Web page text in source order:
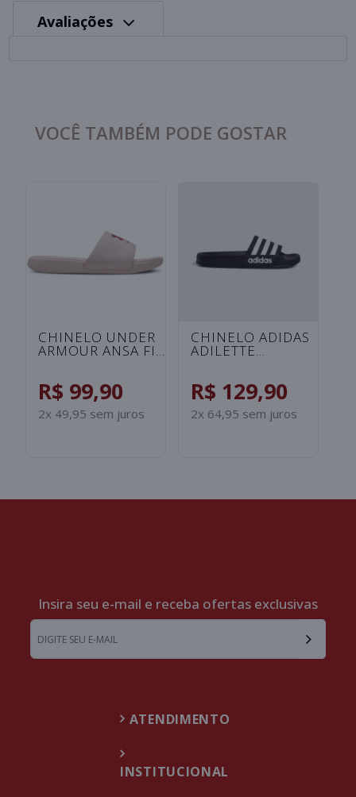
Avaliações
VOCÊ TAMBÉM PODE GOSTAR
INFANTIL -
BEGE/LILAS
R$ 129,90
2x 64,95 sem juros
BRANCO/DOURADO
R$ 249,90
Insira seu e-mail e receba ofertas exclusivas
ATENDIMENTO
INSTITUCIONAL